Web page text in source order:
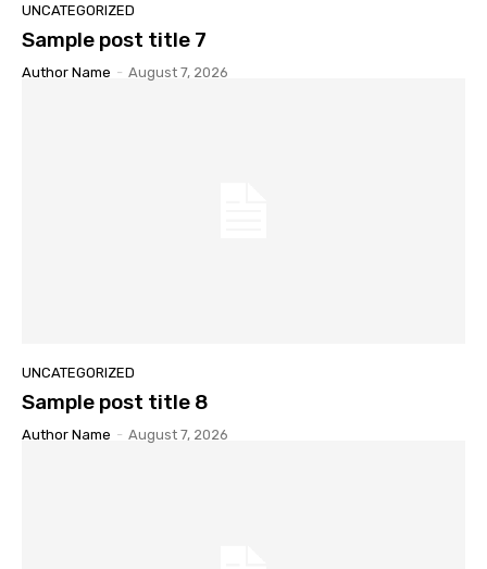
UNCATEGORIZED
Sample post title 7
Author Name - August 7, 2026
UNCATEGORIZED
Sample post title 8
Author Name - August 7, 2026